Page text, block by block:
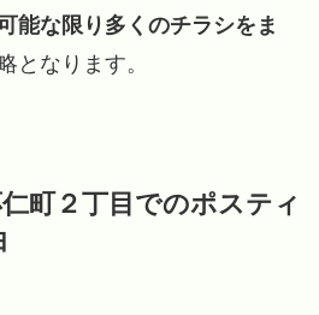
能な限り多くのチラシをま
となります。
町２丁目でのポスティ